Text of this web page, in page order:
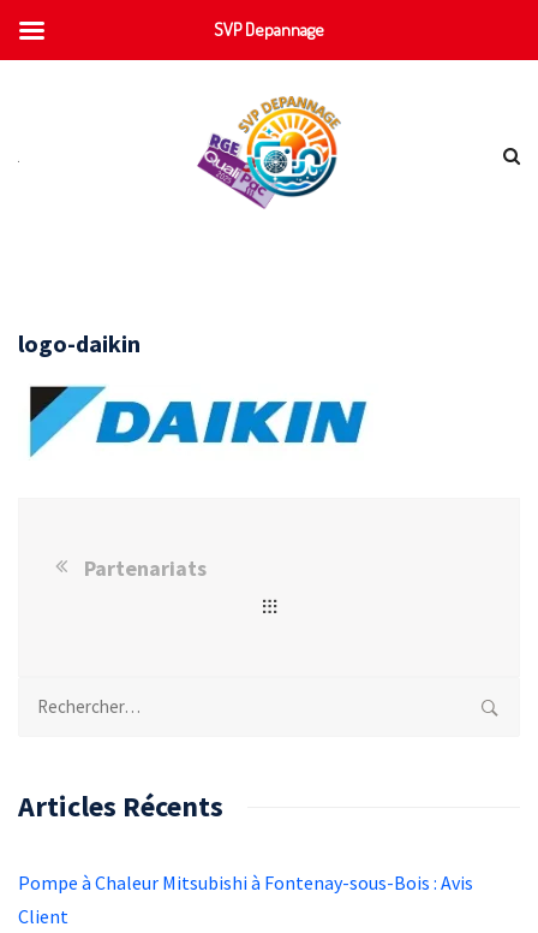
logo-daikin
Partenariats
Rechercher :
Articles Récents
Pompe à Chaleur Mitsubishi à Fontenay-sous-Bois : Avis
Client
SVP Depannage